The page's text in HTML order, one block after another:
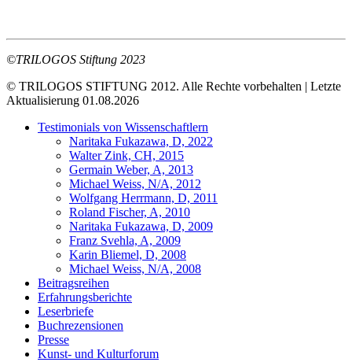
©TRILOGOS Stiftung 2023
© TRILOGOS STIFTUNG 2012. Alle Rechte vorbehalten | Letzte
Aktualisierung 01.08.2026
Testimonials von Wissenschaftlern
Naritaka Fukazawa, D, 2022
Walter Zink, CH, 2015
Germain Weber, A, 2013
Michael Weiss, N/A, 2012
Wolfgang Herrmann, D, 2011
Roland Fischer, A, 2010
Naritaka Fukazawa, D, 2009
Franz Svehla, A, 2009
Karin Bliemel, D, 2008
Michael Weiss, N/A, 2008
Beitragsreihen
Erfahrungsberichte
Leserbriefe
Buchrezensionen
Presse
Kunst- und Kulturforum